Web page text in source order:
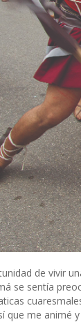
de vivir
se sentía
que me animé